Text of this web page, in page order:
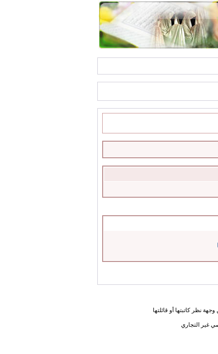
نظر كاتبتها أو قائلتها
غير التجاري